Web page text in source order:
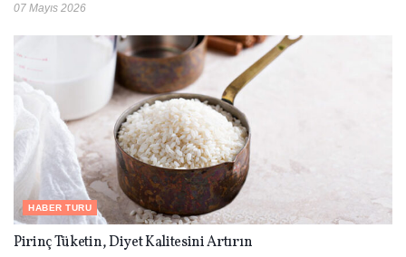
07 Mayıs 2026
HABER TURU
Pirinç Tüketin, Diyet Kalitesini Artırın